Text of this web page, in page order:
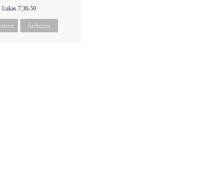
Lukas 7:36-50
Anhören